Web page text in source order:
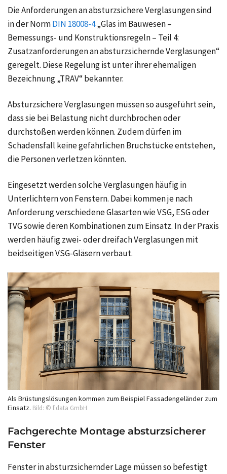
Die Anforderungen an absturzsichere Verglasungen sind
in der NormDIN 18008-4„Glas im Bauwesen –
Bemessungs- und Konstruktionsregeln – Teil 4:
Zusatzanforderungen an absturzsichernde Verglasungen“
geregelt. Diese Regelung ist unter ihrer ehemaligen
Bezeichnung „TRAV“ bekannter.
Absturzsichere Verglasungen müssen so ausgeführt sein,
dass sie bei Belastung nicht durchbrochen oder
durchstoßen werden können. Zudem dürfen im
Schadensfall keine gefährlichen Bruchstücke entstehen,
die Personen verletzen könnten.
Eingesetzt werden solche Verglasungen häufig in
Unterlichtern von Fenstern. Dabei kommen je nach
Anforderung verschiedene Glasarten wie VSG, ESG oder
TVG sowie deren Kombinationen zum Einsatz. In der Praxis
werden häufig zwei- oder dreifach Verglasungen mit
beidseitigen VSG-Gläsern verbaut.
Als Brüstungslösungen kommen zum Beispiel Fassadengeländer zum
Einsatz. Bild: © f:data GmbH
Fachgerechte Montage absturzsicherer
Fenster
Fenster in absturzsichernder Lage müssen so befestigt